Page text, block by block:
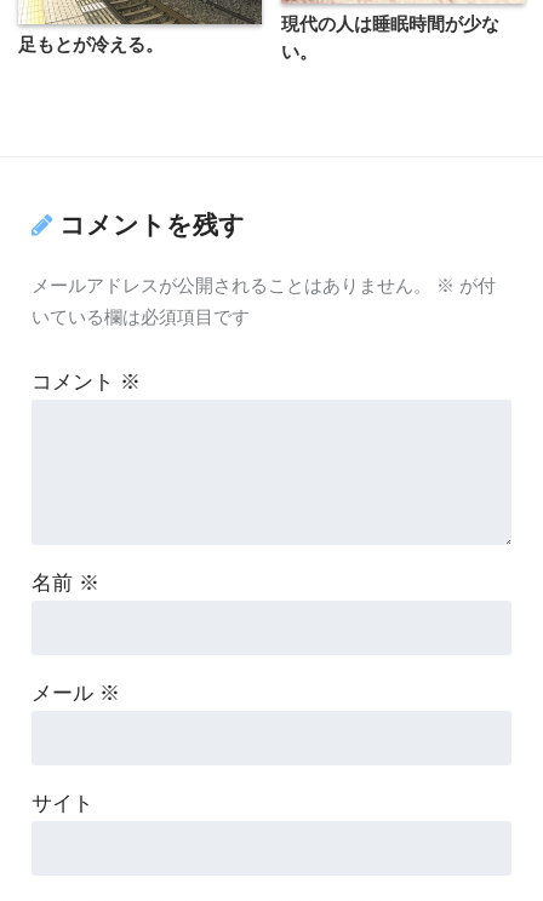
足もとが冷える。
現代の人は睡眠時間が少な
い。
コメントを残す
メールアドレスが公開されることはありません。 ※ が付
いている欄は必須項目です
コメント ※
名前 ※
メール ※
サイト